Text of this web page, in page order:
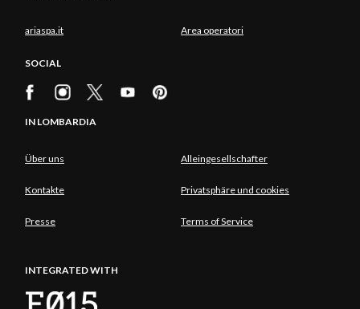
ariaspa.it Area operatori
SOCIAL
IN LOMBARDIA
Über uns Alleingesellschafter
Kontakte Privatsphäre und cookies
Presse Terms of Service
INTEGRATED WITH